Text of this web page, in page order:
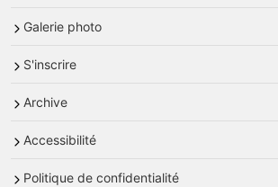
Galerie photo
S'inscrire
Archive
Accessibilité
Politique de confidentialité